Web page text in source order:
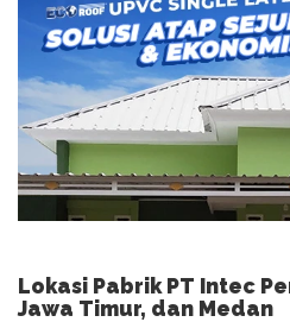
Lokasi Pabrik PT Intec
Jawa Timur, dan Medan